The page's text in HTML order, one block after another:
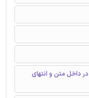
داخل متن و انتهای